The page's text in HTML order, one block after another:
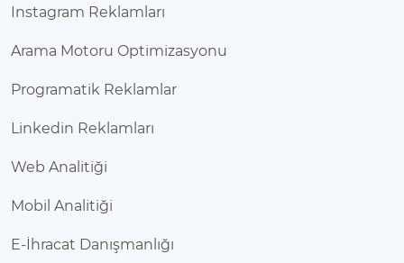
Instagram Reklamları
Arama Motoru Optimizasyonu
Programatik Reklamlar
Linkedin Reklamları
Web Analitiği
Mobil Analitiği
E-İhracat Danışmanlığı